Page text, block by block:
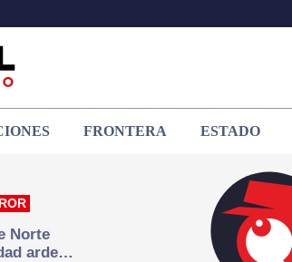
FRONTERA ESTADO
Norte
arde…